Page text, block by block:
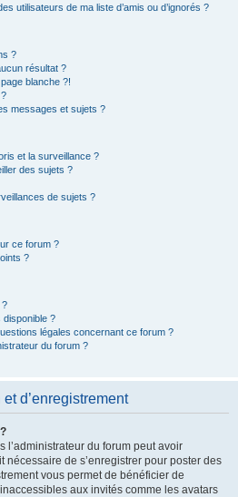
utilisateurs de ma liste d’amis ou d’ignorés ?
?
résultat ?
blanche ?!
messages et sujets ?
et la surveillance ?
des sujets ?
de sujets ?
ce forum ?
?
?
disponible ?
légales concernant ce forum ?
du forum ?
d’enregistrement
l’administrateur du forum peut avoir
nécessaire de s’enregistrer pour poster des
vous permet de bénéficier de
aux invités comme les avatars